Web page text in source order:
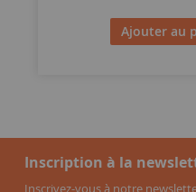
Ajouter au
Inscription à la
Inscrivez-vous à notre